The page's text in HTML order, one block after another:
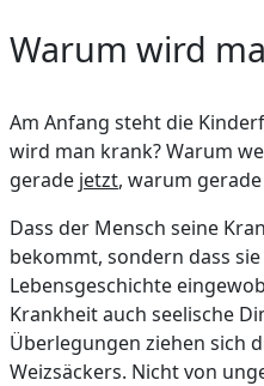
Warum wird
Am Anfang steht die
wird man krank? Warum
gerade jetzt, warum gerade
Dass der Mensch seine
bekommt, sondern dass
Lebensgeschichte
Krankheit auch seelische
Überlegungen ziehen sich
Weizsäckers. Nicht von